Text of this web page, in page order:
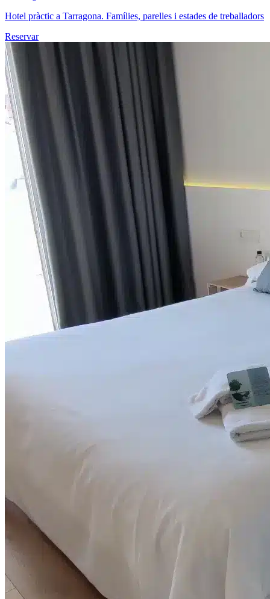
Hotel pràctic a Tarragona. Famílies, parelles i estades de treballadors
Reservar